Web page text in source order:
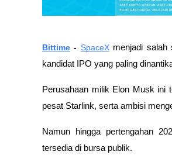
Bittime - SpaceX menjadi salah
kandidat IPO yang paling
Perusahaan milik Elon Musk ini
pesat Starlink, serta ambisi
Namun hingga pertengahan
tersedia di bursa publik.